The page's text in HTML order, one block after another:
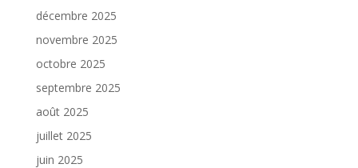
décembre 2025
novembre 2025
octobre 2025
septembre 2025
août 2025
juillet 2025
juin 2025